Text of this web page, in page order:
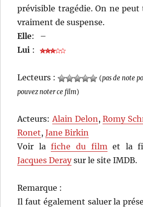
prévisible tragédie. On ne
vraiment de suspense.
Elle:
–
Lui :
Lecteurs : (pas de note
pouvez noter ce film)
Acteurs: Alain Delon ,Romy
Ronet,Jane Birkin
Voir lafiche du film et la
Jacques Deraysur le site IMDB.
Remarque :
Il faut également saluer la